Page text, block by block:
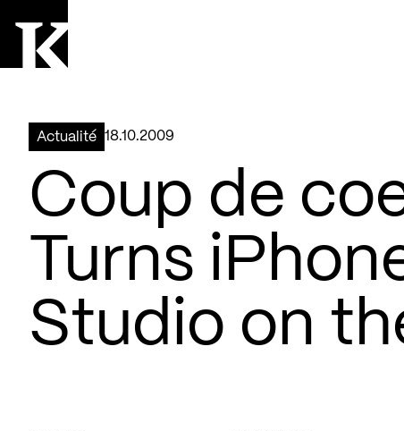
Actualité 18.10.2009
Coup de
Turns
Studio on